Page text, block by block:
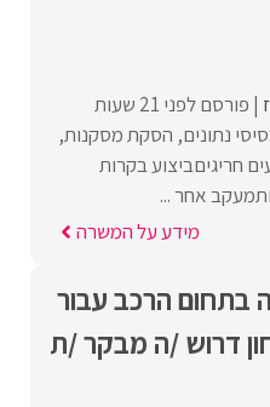
פורסם לפני 21 שעות
נתונים, הסקת מסקנות,
חריגיםביצוע בקרות
אחר ...
מידע על המשרה
בתחום הרכב עבור
דרוש /ה מבקר /ת